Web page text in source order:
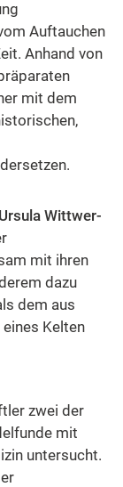
Auftauchen
Anhand von
mit dem
Ursula Wittwer-
mit ihren
dazu
dem aus
Kelten
zwei der
mit
untersucht.